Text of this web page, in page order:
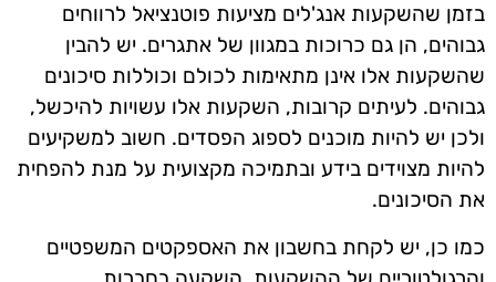
בזמן שהשקעות אנג'לים מציעות פוטנציאל לרווחים
גבוהים, הן גם כרוכות במגוון של אתגרים. יש להבין
שהשקעות אלו אינן מתאימות לכולם וכוללות סיכונים
גבוהים. לעיתים קרובות, השקעות אלו עשויות להיכשל,
ולכן יש להיות מוכנים לספוג הפסדים. חשוב למשקיעים
להיות מצוידים בידע ובתמיכה מקצועית על מנת להפחית
את הסיכונים.
כמו כן, יש לקחת בחשבון את האספקטים המשפטיים